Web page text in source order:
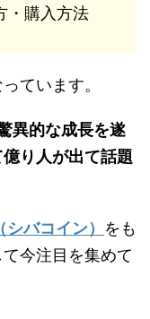
・購入方法
ています。
異的な成長を遂
り人が出て話題
バコイン） をも
て今注目を集めて